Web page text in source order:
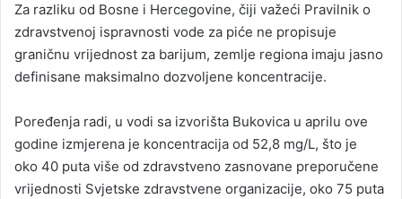
Za razliku od Bosne i Hercegovine, čiji važeći Pravilnik o
zdravstvenoj ispravnosti vode za piće ne propisuje
graničnu vrijednost za barijum, zemlje regiona imaju jasno
definisane maksimalno dozvoljene koncentracije.
Poređenja radi, u vodi sa izvorišta Bukovica u aprilu ove
godine izmjerena je koncentracija od 52,8 mg/L, što je
oko 40 puta više od zdravstveno zasnovane preporučene
vrijednosti Svjetske zdravstvene organizacije, oko 75 puta